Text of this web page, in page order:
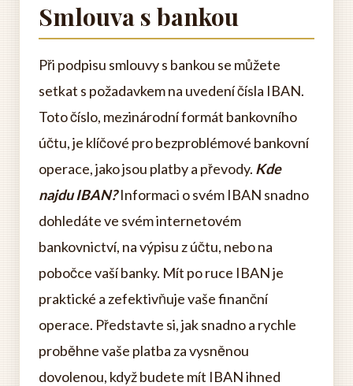
Smlouva s bankou
Při podpisu smlouvy s bankou se můžete
setkat s požadavkem na uvedení čísla IBAN.
Toto číslo, mezinárodní formát bankovního
účtu, je klíčové pro bezproblémové bankovní
operace, jako jsou platby a převody. Kde
najdu IBAN?Informaci o svém IBAN snadno
dohledáte ve svém internetovém
bankovnictví, na výpisu z účtu, nebo na
pobočce vaší banky. Mít po ruce IBAN je
praktické a zefektivňuje vaše finanční
operace. Představte si, jak snadno a rychle
proběhne vaše platba za vysněnou
dovolenou, když budete mít IBAN ihned